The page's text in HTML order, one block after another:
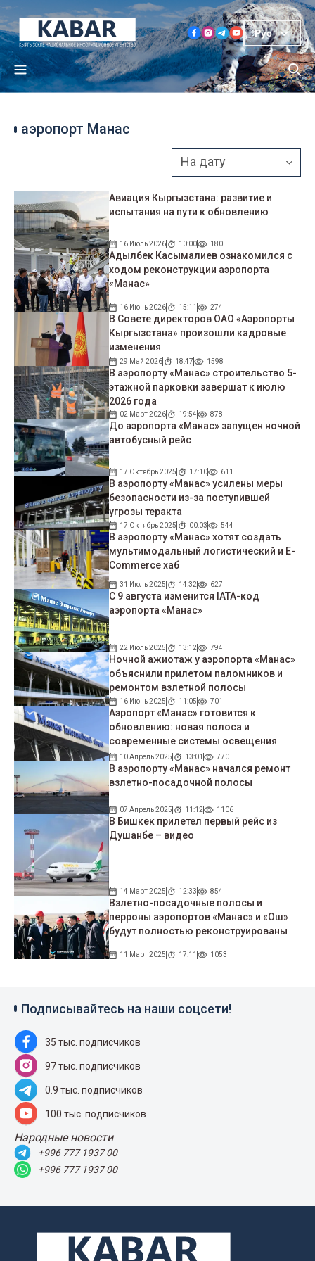
Рус
аэропорт Манас
Авиация Кыргызстана: развитие и
испытания на пути к обновлению
16 Июль 2026 10:00 180
Адылбек Касымалиев ознакомился с
ходом реконструкции аэропорта
«Манас»
16 Июнь 2026 15:11 274
В Совете директоров ОАО «Аэропорты
Кыргызстана» произошли кадровые
изменения
29 Май 2026 18:47 1598
В аэропорту «Манас» строительство 5-
этажной парковки завершат к июлю
2026 года
02 Март 2026 19:54 878
До аэропорта «Манас» запущен ночной
автобусный рейс
17 Октябрь 2025 17:10 611
В аэропорту «Манас» усилены меры
безопасности из-за поступившей
угрозы теракта
17 Октябрь 2025 00:03 544
В аэропорту «Манас» хотят создать
мультимодальный логистический и E-
Commerce хаб
31 Июль 2025 14:32 627
С 9 августа изменится IATA-код
аэропорта «Манас»
22 Июль 2025 13:12 794
Ночной ажиотаж у аэропорта «Манас»
объяснили прилетом паломников и
ремонтом взлетной полосы
16 Июнь 2025 11:05 701
Аэропорт «Манас» готовится к
обновлению: новая полоса и
современные системы освещения
10 Апрель 2025 13:01 770
В аэропорту «Манас» начался ремонт
взлетно-посадочной полосы
07 Апрель 2025 11:12 1106
В Бишкек прилетел первый рейс из
Душанбе – видео
14 Март 2025 12:33 854
Взлетно-посадочные полосы и
перроны аэропортов «Манас» и «Ош»
будут полностью реконструированы
11 Март 2025 17:11 1053
Подписывайтесь на наши соцсети!
35 тыс. подписчиков
97 тыс. подписчиков
0.9 тыс. подписчиков
100 тыс. подписчиков
Народные новости
+996 777 1937 00
+996 777 1937 00